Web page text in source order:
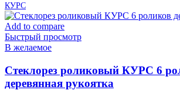
КУРС
Add to compare
Быстрый просмотр
В желаемое
Cтеклорез роликовый КУРС 6
деревянная рукоятка